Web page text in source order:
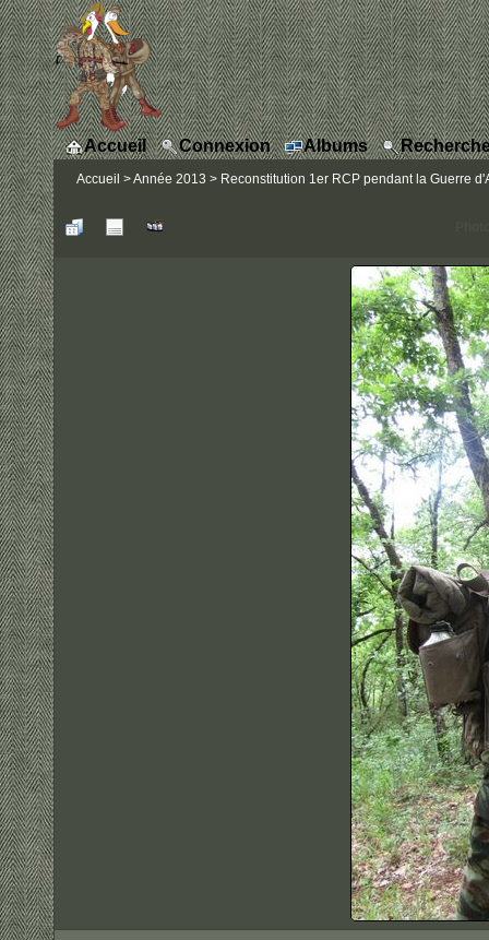
Accueil Connexion Albums
Accueil >Année 2013 > Reconstitution 1er RCP pendant la Guerre